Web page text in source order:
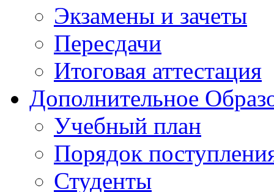
Экзамены и зачеты
Пересдачи
Итоговая аттестация
Дополнительное
Учебный план
Порядок
Студенты